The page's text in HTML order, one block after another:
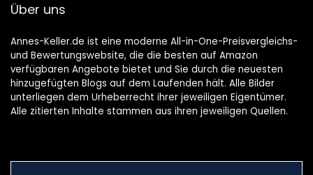
Über uns
Annes-Keller.de ist eine moderne All-in-One-Preisvergleichs-
und Bewertungswebsite, die die besten auf Amazon
verfügbaren Angebote bietet und Sie durch die neuesten
hinzugefügten Blogs auf dem Laufenden hält. Alle Bilder
unterliegen dem Urheberrecht ihrer jeweiligen Eigentümer.
Alle zitierten Inhalte stammen aus ihren jeweiligen Quellen.